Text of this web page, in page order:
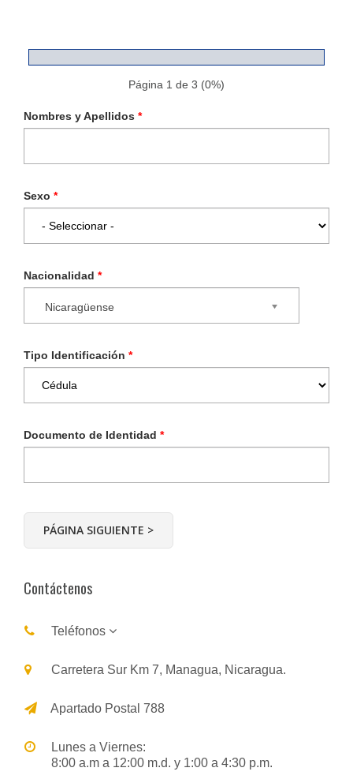
Página 1 de 3 (0%)
Nombres y Apellidos *
Sexo *
Nacionalidad *
Nicaragüense
Tipo Identificación *
Documento de Identidad *
Contáctenos
Teléfonos
Carretera Sur Km 7, Managua, Nicaragua.
Apartado Postal 788
Lunes a Viernes:
8:00 a.m a 12:00 m.d. y 1:00 a 4:30 p.m.